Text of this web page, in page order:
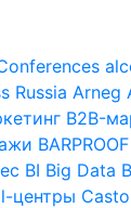
Russia Arneg
B2B-
BARPROOF
BI Big Data
центры